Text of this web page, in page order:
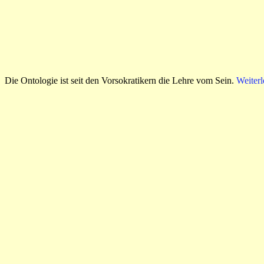
Die Ontologie ist seit den Vorsokratikern die Lehre vom Sein.